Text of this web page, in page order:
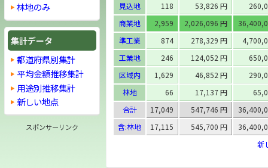
見込地
118 53,826 円
商業地
2,959 2,026,096 円
準工業
874 278,329 円
工業地
246 124,052 円
区域内
1,629 46,852 円
林地
66 17,137 円
合計
17,049 547,746 円
含:林地
17,115 545,700 円
新
林地のみ
集計データ
都道府県別集計
平均金額推移集計
用途別推移集計
新しい地点
スポンサーリンク